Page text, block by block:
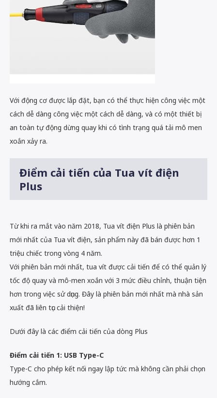
Với động cơ được lắp đặt, bạn có thể thực hiện công việc một
cách dễ dàng công việc một cách dễ dàng, và có một thiết bị
an toàn tự động dừng quay khi có tình trạng quá tải mô men
xoắn xảy ra.
Điểm cải tiến của Tua vít điện
Plus
Từ khi ra mắt vào năm 2018, Tua vít điện Plus là phiên bản
mới nhất của Tua vít điện, sản phẩm này đã bán được hơn 1
triệu chiếc trong vòng 4 năm.
Với phiên bản mới nhất, tua vít được cải tiến để có thể quản lý
tốc độ quay và mô-men xoắn với 3 mức điều chỉnh, thuận tiện
hơn trong việc sử dụng. Đây là phiên bản mới nhất mà nhà sản
xuất đã liên tục cải thiện!
Dưới đây là các điểm cải tiến của dòng Plus
Điểm cải tiến 1: USB Type-C
Type-C cho phép kết nối ngay lập tức mà không cần phải chọn
hướng cắm.